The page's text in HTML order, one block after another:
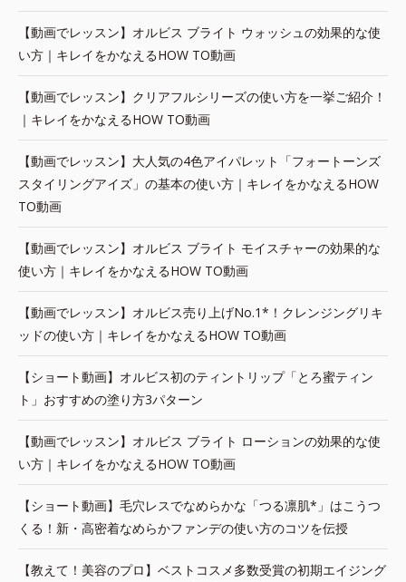
【動画でレッスン】オルビス ブライト ウォッシュの効果的な使
い方｜キレイをかなえるHOW TO動画
【動画でレッスン】クリアフルシリーズの使い方を一挙ご紹介！
｜キレイをかなえるHOW TO動画
【動画でレッスン】大人気の4色アイパレット「フォートーンズ
スタイリングアイズ」の基本の使い方｜キレイをかなえるHOW
TO動画
【動画でレッスン】オルビス ブライト モイスチャーの効果的な
使い方｜キレイをかなえるHOW TO動画
【動画でレッスン】オルビス売り上げNo.1*！クレンジングリキ
ッドの使い方｜キレイをかなえるHOW TO動画
【ショート動画】オルビス初のティントリップ「とろ蜜ティン
ト」おすすめの塗り方3パターン
【動画でレッスン】オルビス ブライト ローションの効果的な使
い方｜キレイをかなえるHOW TO動画
【ショート動画】毛穴レスでなめらかな「つる凛肌*」はこうつ
くる！新・高密着なめらかファンデの使い方のコツを伝授
【教えて！美容のプロ】ベストコスメ多数受賞の初期エイジング